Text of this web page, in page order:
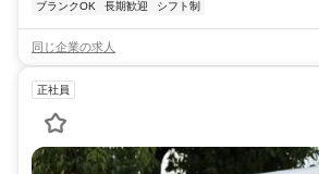
ブランクOK
長期歓迎 シフト制
同じ企業の求人
正社員